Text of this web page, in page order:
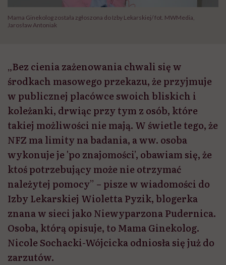
Mama Ginekolog została zgłoszona do Izby Lekarskiej/ fot. MWMedia,
Jarosław Antoniak
„Bez cienia zażenowania chwali się w
środkach masowego przekazu, że przyjmuje
w publicznej placówce swoich bliskich i
koleżanki, drwiąc przy tym z osób, które
takiej możliwości nie mają. W świetle tego, że
NFZ ma limity na badania, a ww. osoba
wykonuje je 'po znajomości’, obawiam się, że
ktoś potrzebujący może nie otrzymać
należytej pomocy” – pisze w wiadomości do
Izby Lekarskiej Wioletta Pyzik, blogerka
znana w sieci jako Niewyparzona Pudernica.
Osoba, którą opisuje, to Mama Ginekolog.
Nicole Sochacki-Wójcicka odniosła się już do
zarzutów.